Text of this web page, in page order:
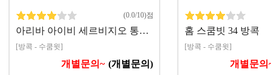
(0.0/10)점
아리바 아이비 세르비지오 통…
[방콕 - 수쿰윗]
개별문의~ (개별문의)
홈 스쿰빗 34 방콕
[방콕 - 수쿰윗]
개별문의